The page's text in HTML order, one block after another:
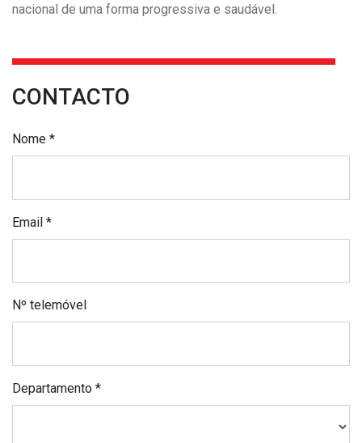
nacional de uma forma progressiva e saudável.
CONTACTO
Nome *
Email *
Nº telemóvel
Departamento *